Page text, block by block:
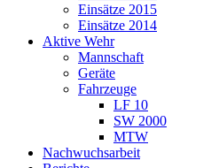
Einsätze 2015
Einsätze 2014
Aktive Wehr
Mannschaft
Geräte
Fahrzeuge
LF 10
SW 2000
MTW
Nachwuchsarbeit